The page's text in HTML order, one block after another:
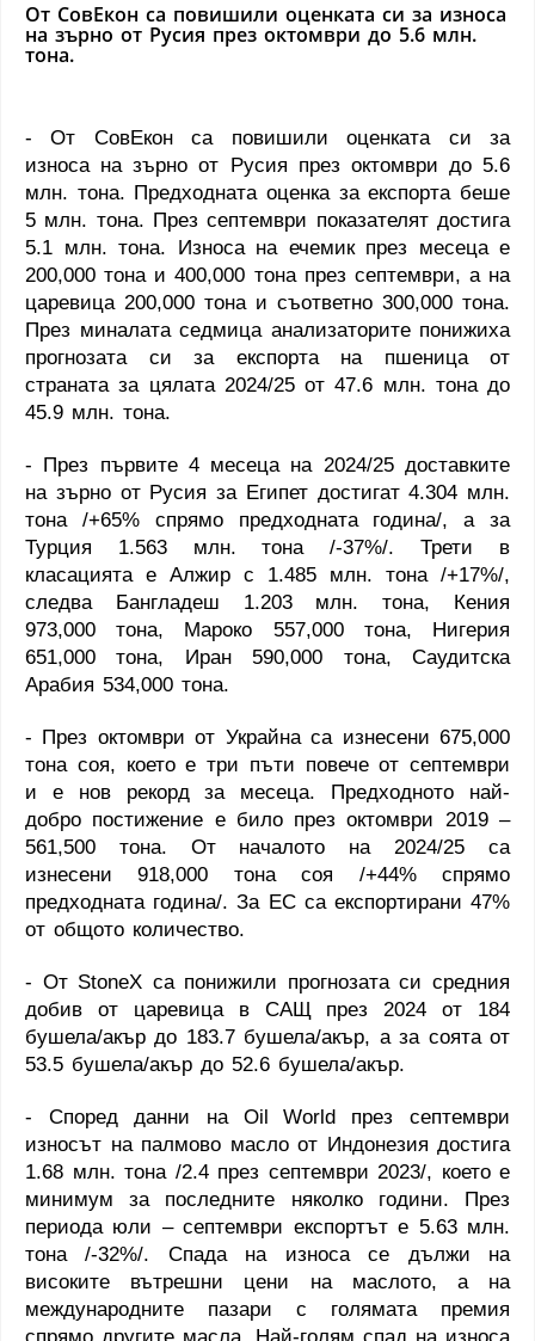
От СовЕкон са повишили оценката си за износа
на зърно от Русия през октомври до 5.6 млн.
тона.
- От СовЕкон са повишили оценката си за
износа на зърно от Русия през октомври до 5.6
млн. тона. Предходната оценка за експорта беше
5 млн. тона. През септември показателят достига
5.1 млн. тона. Износа на ечемик през месеца е
200,000 тона и 400,000 тона през септември, а на
царевица 200,000 тона и съответно 300,000 тона.
През миналата седмица анализаторите понижиха
прогнозата си за експорта на пшеница от
страната за цялата 2024/25 от 47.6 млн. тона до
45.9 млн. тона.
- През първите 4 месеца на 2024/25 доставките
на зърно от Русия за Египет достигат 4.304 млн.
тона /+65% спрямо предходната година/, а за
Турция 1.563 млн. тона /-37%/. Трети в
класацията е Алжир с 1.485 млн. тона /+17%/,
следва Бангладеш 1.203 млн. тона, Кения
973,000 тона, Мароко 557,000 тона, Нигерия
651,000 тона, Иран 590,000 тона, Саудитска
Арабия 534,000 тона.
- През октомври от Украйна са изнесени 675,000
тона соя, което е три пъти повече от септември
и е нов рекорд за месеца. Предходното най-
добро постижение е било през октомври 2019 –
561,500 тона. От началото на 2024/25 са
изнесени 918,000 тона соя /+44% спрямо
предходната година/. За ЕС са експортирани 47%
от общото количество.
- От StoneX са понижили прогнозата си средния
добив от царевица в САЩ през 2024 от 184
бушела/акър до 183.7 бушела/акър, а за соята от
53.5 бушела/акър до 52.6 бушела/акър.
- Според данни наOil Worldпрез септември
износът на палмово масло от Индонезия достига
1.68 млн. тона /2.4 през септември 2023/, което е
минимум за последните няколко години. През
периода юли – септември експортът е 5.63 млн.
тона /-32%/. Спада на износа се дължи на
високите вътрешни цени на маслото, а на
международните пазари с голямата премия